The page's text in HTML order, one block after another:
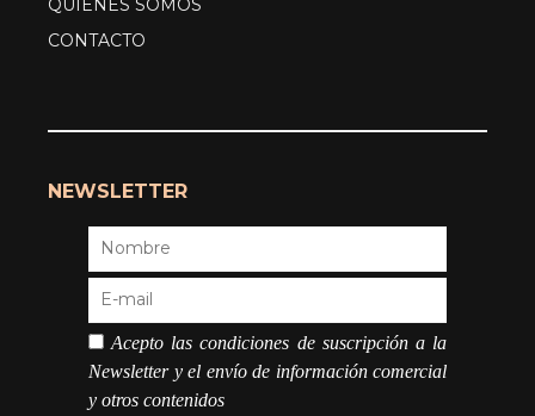
QUIÉNES SOMOS
CONTACTO
NEWSLETTER
Acepto las condiciones de suscripción a la
Newsletter y el envío de información comercial
y otros contenidos